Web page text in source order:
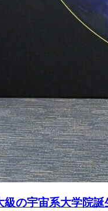
級の宇宙系大学院